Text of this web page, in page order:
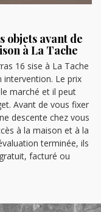
objets avant de
à La Tache
16 sise à La Tache
intervention. Le prix
marché et il peut
Avant de vous fixer
descente chez vous
à la maison et à la
terminée, ils
facturé ou